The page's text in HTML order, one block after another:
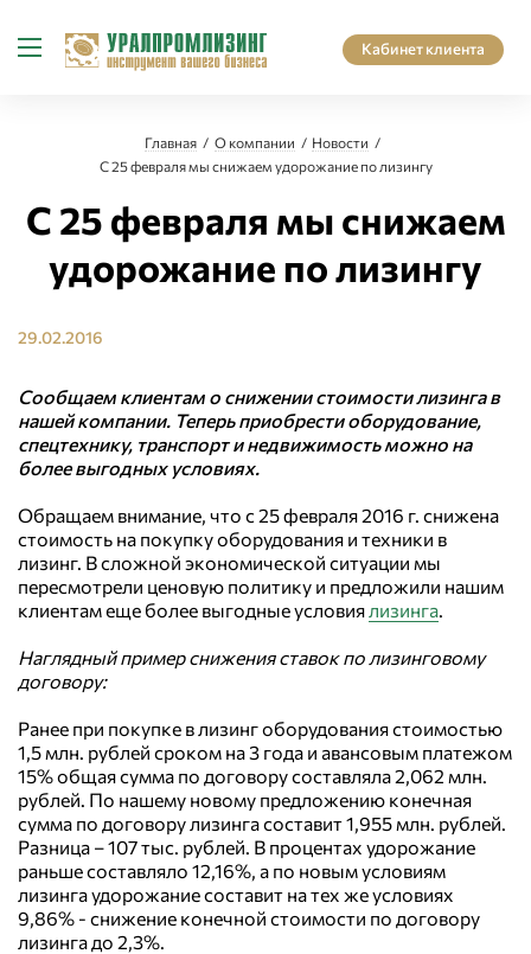
Кабинет клиента
Главная О компании
Новости
С 25 февраля мы снижаем удорожание по лизингу
С 25 февраля мы снижаем
удорожание по лизингу
29.02.2016
Сообщаем клиентам о снижении стоимости лизинга в
нашей компании. Теперь приобрести оборудование,
спецтехнику, транспорт и недвижимость можно на
более выгодных условиях.
Обращаем внимание, что с 25 февраля 2016 г. снижена
стоимость на покупку оборудования и техники в
лизинг. В сложной экономической ситуации мы
пересмотрели ценовую политику и предложили нашим
клиентам еще более выгодные условия лизинга.
Наглядный пример снижения ставок по лизинговому
договору:
Ранее при покупке в лизинг оборудования стоимостью
1,5 млн. рублей сроком на 3 года и авансовым платежом
15% общая сумма по договору составляла 2,062 млн.
рублей. По нашему новому предложению конечная
сумма по договору лизинга составит 1,955 млн. рублей.
Разница – 107 тыс. рублей. В процентах удорожание
раньше составляло 12,16%, а по новым условиям
лизинга удорожание составит на тех же условиях
9,86% - снижение конечной стоимости по договору
лизинга до 2,3%.